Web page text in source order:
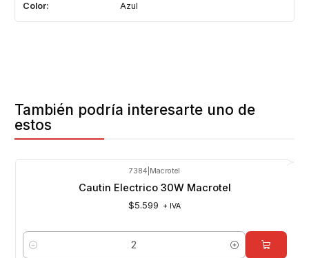
Color: Azul
También podría interesarte uno de
estos
7384 Macrotel
Cautin Electrico 30W Macrotel
$5.599 + IVA
Cantidad